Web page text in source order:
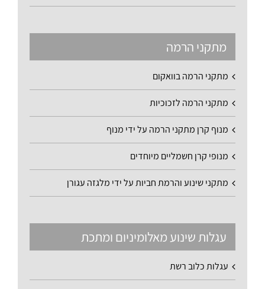
מתקני הרמה
מתקני הרמה בוואקום
מתקני הרמה לזכוכיות
מנוף קרן מתקני הרמה על ידי מנוף
מנופי קרן חשמליים מיוחדים
מתקני שינוע והרמת חביות על ידי מלגזה עגורן
עגלות שינוע מאלומיניום ומתכת
עגלות כלוב רשת